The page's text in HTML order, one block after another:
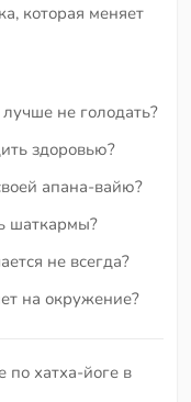
которая меняет
не голодать?
здоровью?
апана-вайю?
шаткармы?
не всегда?
на окружение?
по хатха-йоге в